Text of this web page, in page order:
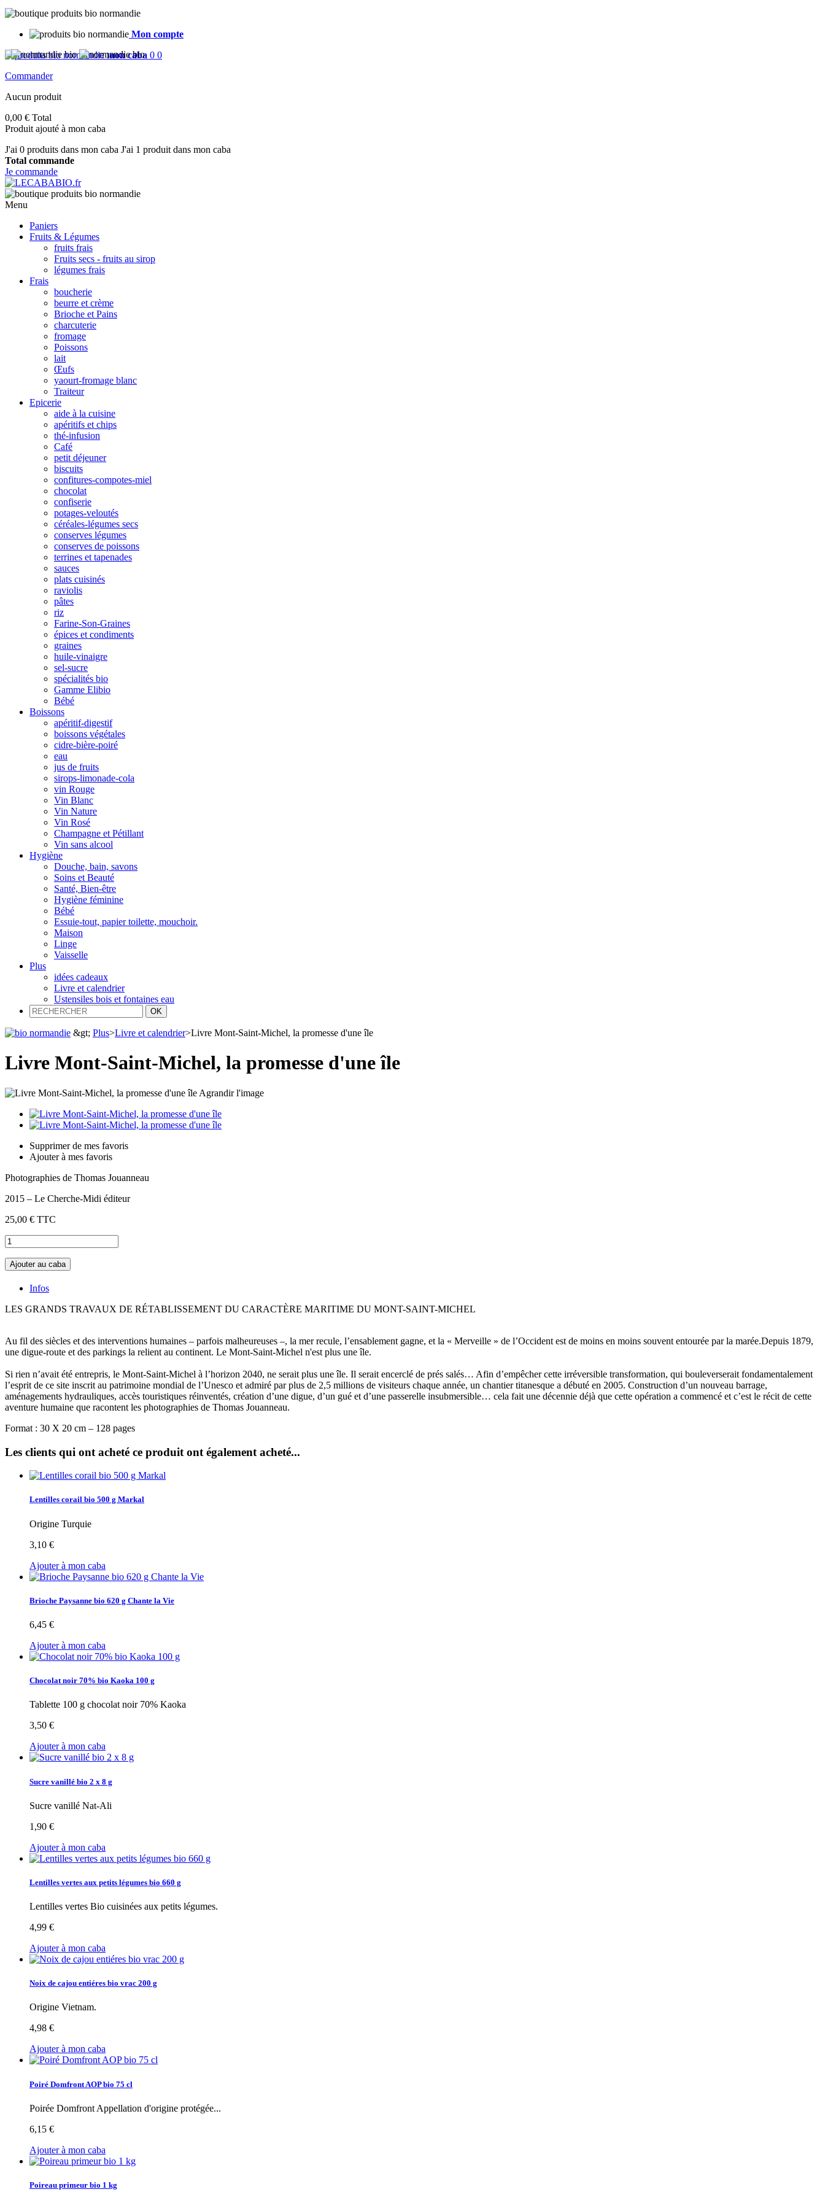
Mon compte
mon caba 0 0
Commander
Aucun produit
0,00 € Total
Produit ajouté à mon caba
J'ai 0 produits dans mon caba J'ai 1 produit dans mon caba
Total commande
Je commande
Menu
Paniers
Fruits & Légumes
fruits frais
Fruits secs - fruits au sirop
légumes frais
Frais
boucherie
beurre et crème
Brioche et Pains
charcuterie
fromage
Poissons
lait
Œufs
yaourt-fromage blanc
Traiteur
Epicerie
aide à la cuisine
apéritifs et chips
thé-infusion
Café
petit déjeuner
biscuits
confitures-compotes-miel
chocolat
confiserie
potages-veloutés
céréales-légumes secs
conserves légumes
conserves de poissons
terrines et tapenades
sauces
plats cuisinés
raviolis
pâtes
riz
Farine-Son-Graines
épices et condiments
graines
huile-vinaigre
sel-sucre
spécialités bio
Gamme Elibio
Bébé
Boissons
apéritif-digestif
boissons végétales
cidre-bière-poiré
eau
jus de fruits
sirops-limonade-cola
vin Rouge
Vin Blanc
Vin Nature
Vin Rosé
Champagne et Pétillant
Vin sans alcool
Hygiène
Douche, bain, savons
Soins et Beauté
Santé, Bien-être
Hygiène féminine
Bébé
Essuie-tout, papier toilette, mouchoir.
Maison
Linge
Vaisselle
Plus
idées cadeaux
Livre et calendrier
Ustensiles bois et fontaines eau
&gt; Plus>Livre et calendrier>Livre Mont-Saint-Michel, la promesse d'une île
Livre Mont-Saint-Michel, la promesse d'une île
Agrandir l'image
Supprimer de mes favoris
Ajouter à mes favoris
Photographies de Thomas Jouanneau
2015 – Le Cherche-Midi éditeur
25,00 € TTC
Ajouter au caba
Infos
LES GRANDS TRAVAUX DE RÉTABLISSEMENT DU CARACTÈRE MARITIME DU MONT-SAINT-MICHEL
Au fil des siècles et des interventions humaines – parfois malheureuses –, la mer recule, l’ensablement gagne, et la « Merveille » de l’Occident est de moins en moins souvent entourée par la marée.Depuis 1879,
une digue-route et des parkings la relient au continent. Le Mont-Saint-Michel n'est plus une île.
Si rien n’avait été entrepris, le Mont-Saint-Michel à l’horizon 2040, ne serait plus une île. Il serait encerclé de prés salés… Afin d’empêcher cette irréversible transformation, qui bouleverserait fondamentalement
l’esprit de ce site inscrit au patrimoine mondial de l’Unesco et admiré par plus de 2,5 millions de visiteurs chaque année, un chantier titanesque a débuté en 2005. Construction d’un nouveau barrage,
aménagements hydrauliques, accès touristiques réinventés, création d’une digue, d’un gué et d’une passerelle insubmersible… cela fait une décennie déjà que cette opération a commencé et c’est le récit de cette
aventure humaine que racontent les photographies de Thomas Jouanneau.
Format : 30 X 20 cm – 128 pages
Les clients qui ont acheté ce produit ont également acheté...
Lentilles corail bio 500 g Markal
Origine Turquie
3,10 €
Ajouter à mon caba
Brioche Paysanne bio 620 g Chante la Vie
6,45 €
Ajouter à mon caba
Chocolat noir 70% bio Kaoka 100 g
Tablette 100 g chocolat noir 70% Kaoka
3,50 €
Ajouter à mon caba
Sucre vanillé bio 2 x 8 g
Sucre vanillé Nat-Ali
1,90 €
Ajouter à mon caba
Lentilles vertes aux petits légumes bio 660 g
Lentilles vertes Bio cuisinées aux petits légumes.
4,99 €
Ajouter à mon caba
Noix de cajou entiéres bio vrac 200 g
Origine Vietnam.
4,98 €
Ajouter à mon caba
Poiré Domfront AOP bio 75 cl
Poirée Domfront Appellation d'origine protégée...
6,15 €
Ajouter à mon caba
Poireau primeur bio 1 kg